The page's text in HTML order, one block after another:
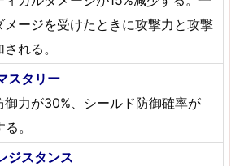
メージを受けたときに攻撃力と攻撃
れる。
スタリー
御力が30%、シールド防御確率が
。
ジスタンス